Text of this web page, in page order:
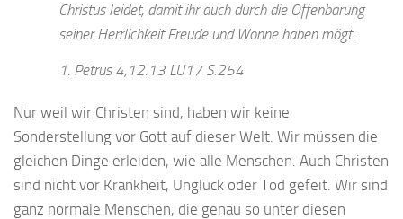
Christus leidet, damit ihr auch durch die Offenbarung
seiner Herrlichkeit Freude und Wonne haben mögt.
1. Petrus 4,12.13 LU17 S.254
Nur weil wir Christen sind, haben wir keine
Sonderstellung vor Gott auf dieser Welt. Wir müssen die
gleichen Dinge erleiden, wie alle Menschen. Auch Christen
sind nicht vor Krankheit, Unglück oder Tod gefeit. Wir sind
ganz normale Menschen, die genau so unter diesen